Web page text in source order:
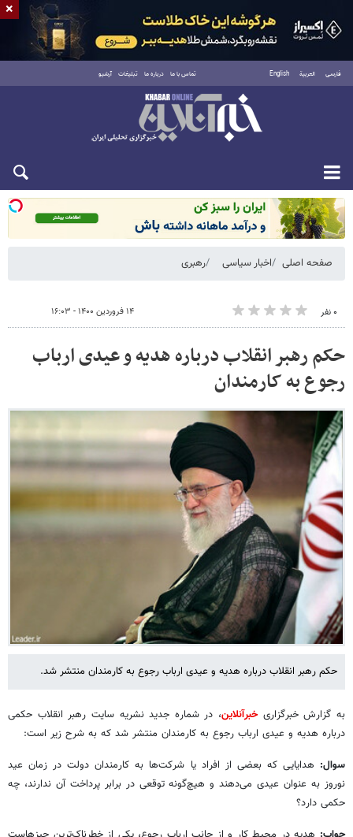
فارسی العربية English تماس با ما درباره ما تبلیغات آرشیو
شنبه ۱۷ مرداد ۱۴۰۵
صفحه اصلی اخبار سیاسی رهبری
۰ نفر ۱۴ فروردین ۱۴۰۰ - ۱۶:۰۳
حکم رهبر انقلاب درباره هدیه و عیدی ارباب
رجوع به کارمندان
حکم رهبر انقلاب درباره هدیه و عیدی ارباب رجوع به کارمندان منتشر شد.
به گزارش خبرگزاریخبرآنلاین، در شماره جدید نشریه سایت رهبر انقلاب حکمی
درباره هدیه و عیدی ارباب رجوع به کارمندان منتشر شد که به شرح زیر است:
سوال: هدایایی که بعضی از افراد یا شرکت‌ها به کارمندان دولت در زمان عید
نوروز به عنوان عیدی می‌دهند و هیچ‌گونه توقعی در برابر پرداخت آن ندارند، چه
حکمی دارد؟
×